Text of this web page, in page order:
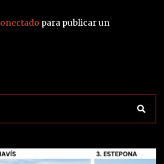
para publicar un